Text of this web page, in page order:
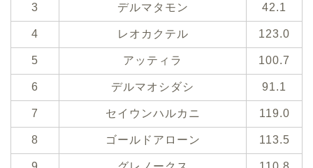
3 デルマタモン 42.1
4 レオカクテル 123.0
5 アッティラ 100.7
6 デルマオシダシ 91.1
7 セイウンハルカニ 119.0
8 ゴールドアローン 113.5